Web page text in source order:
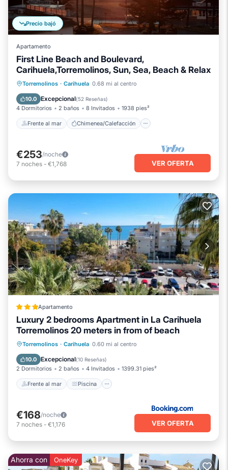
Precio bajó
Apartamento
First Line Beach and Boulevard,
Carihuela,Torremolinos, Sun, Sea, Beach & Relax
Torremolinos · Carihuela 0.68 mi al centro
10.0 Excepcional(52 Reseñas)
4 Dormitorios 2 baños 8 Invitados 1938 pies²
Frente al mar Chimenea/Calefacción
Frente al mar
Chimenea/Calefacción
Piscina
Vista al mar
€253/noche
7 noches - €1,768 VER OFERTA
Apartamento
Luxury 2 bedrooms Apartment in La Carihuela
Torremolinos 20 meters in from of beach
Torremolinos · Carihuela 0.60 mi al centro
10.0 Excepcional(10 Reseñas)
2 Dormitorios 2 baños 4 Invitados 1399.31 pies²
Frente al mar Piscina
Frente al mar Piscina
Balcón/Terraza
€168/noche
7 noches - €1,176 VER OFERTA
Ahorra con OneKey